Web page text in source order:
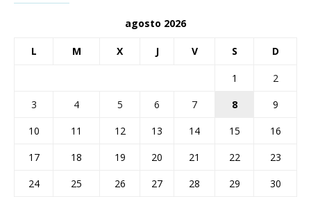
agosto 2026
L M X J V S D
1
2
3
4 5 6 7 8
9
10
11 12 13 14 15
16
17
18 19 20 21 22
23
24
25 26 27 28 29
30